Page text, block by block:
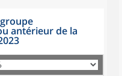
antérieur de la